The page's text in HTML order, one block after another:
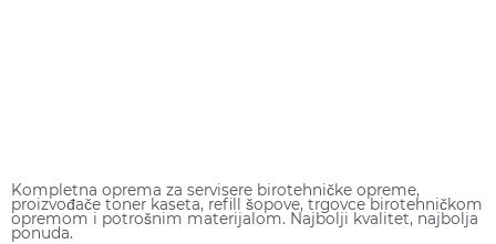
Kompletna oprema za servisere birotehničke opreme,
proizvođače toner kaseta, refill šopove, trgovce birotehničkom
opremom i potrošnim materijalom. Najbolji kvalitet, najbolja
ponuda.